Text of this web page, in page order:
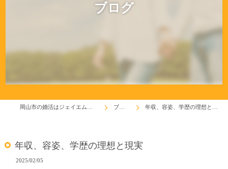
ブログ
ブログ 年収、容姿、学歴の理想と現実
年収、容姿、学歴の理想と現実
2025/02/05